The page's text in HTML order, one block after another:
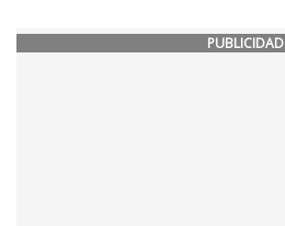
PUBLICIDAD